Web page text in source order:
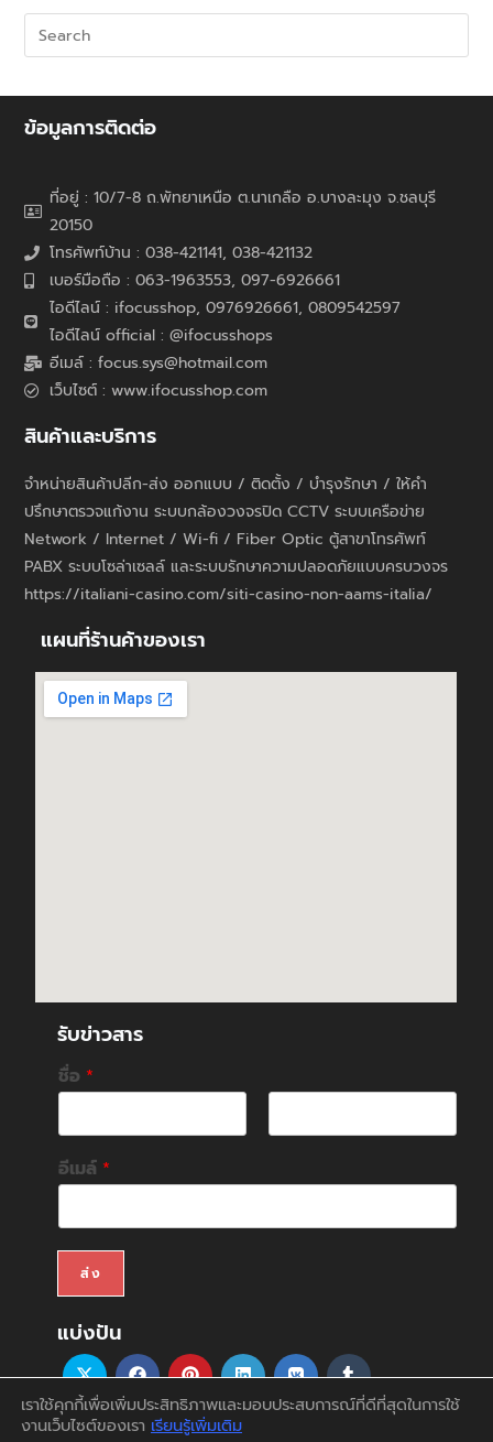
ข้อมูลการติดต่อ
ที่อยู่ : 10/7-8 ถ.พัทยาเหนือ ต.นาเกลือ อ.บางละมุง จ.ชลบุรี
20150
โทรศัพท์บ้าน : 038-421141, 038-421132
เบอร์มือถือ : 063-1963553, 097-6926661
ไอดีไลน์ : ifocusshop, 0976926661, 0809542597
ไอดีไลน์ official : @ifocusshops
อีเมล์ : focus.sys@hotmail.com
เว็บไซต์ : www.ifocusshop.com
สินค้าและบริการ
จำหน่ายสินค้าปลีก-ส่ง ออกแบบ / ติดตั้ง / บำรุงรักษา / ให้คำ
ปรึกษาตรวจแก้งาน ระบบกล้องวงจรปิด CCTV ระบบเครือข่าย
Network / Internet / Wi-fi / Fiber Optic ตู้สาขาโทรศัพท์
PABX ระบบโซล่าเซลล์ และระบบรักษาความปลอดภัยแบบครบวงจร
https://italiani-casino.com/siti-casino-non-aams-italia/
แผนที่ร้านค้าของเรา
รับข่าวสาร
ชื่อ *
i
rอีเมล์ *
ส่ง
แบ่งปัน
เราใช้คุกกี้เพื่อเพิ่มประสิทธิภาพและมอบประสบการณ์ที่ดีที่สุดในการใช้
งานเว็บไซต์ของเรา เรียนรู้เพิ่มเติม